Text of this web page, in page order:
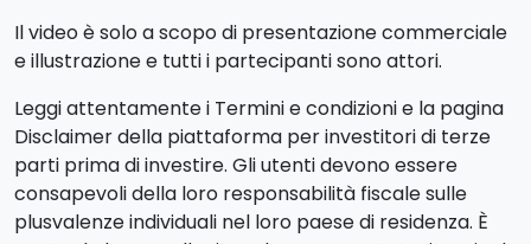
Il video è solo a scopo di presentazione commerciale
e illustrazione e tutti i partecipanti sono attori.
Leggi attentamente i Termini e condizioni e la pagina
Disclaimer della piattaforma per investitori di terze
parti prima di investire. Gli utenti devono essere
consapevoli della loro responsabilità fiscale sulle
plusvalenze individuali nel loro paese di residenza. È